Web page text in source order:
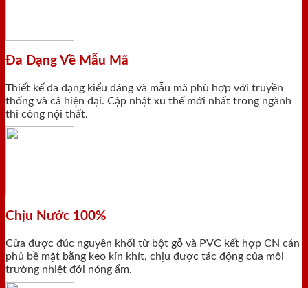
Đa Dạng Về Mẫu Mã
Thiết kế đa dạng kiểu dáng và mẫu mã phù hợp với truyền
thống và cả hiện đại. Cập nhật xu thế mới nhất trong ngành
thi công nội thất.
Chịu Nước 100%
Cửa được đúc nguyên khối từ bột gỗ và PVC kết hợp CN cán
phủ bề mặt bằng keo kín khít, chịu được tác động của môi
trường nhiệt đới nóng ẩm.